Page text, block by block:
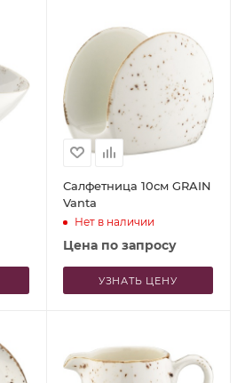
Салфетница 10см GRAIN
Vanta
Нет в наличии
Цена по запросу
УЗНАТЬ ЦЕНУ